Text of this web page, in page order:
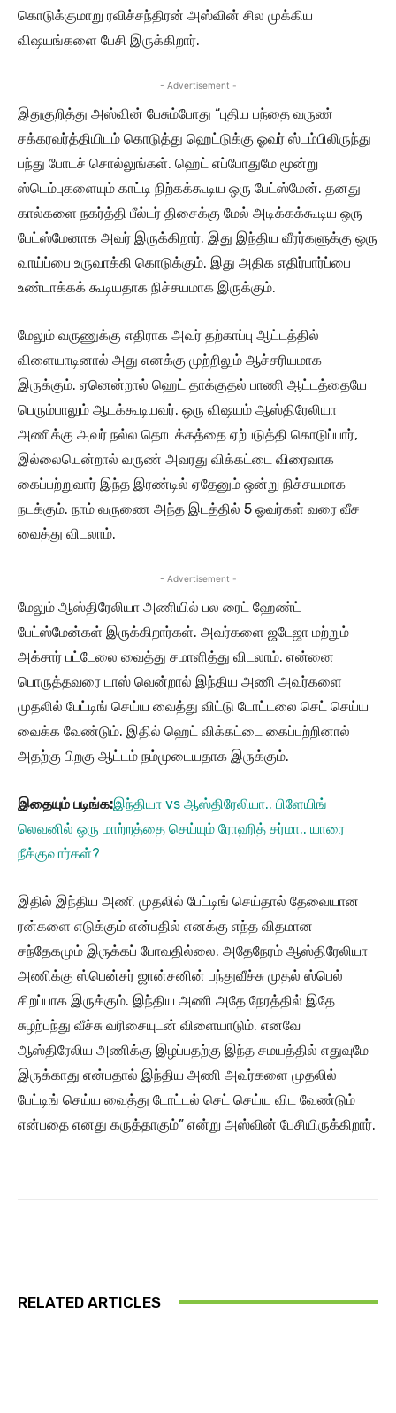
கொடுக்குமாறு ரவிச்சந்திரன் அஸ்வின் சில முக்கிய
விஷயங்களை பேசி இருக்கிறார்.
- Advertisement -
இதுகுறித்து அஸ்வின் பேசும்போது “புதிய பந்தை வருண்
சக்கரவர்த்தியிடம் கொடுத்து ஹெட்டுக்கு ஓவர் ஸ்டம்பிலிருந்து
பந்து போடச் சொல்லுங்கள். ஹெட் எப்போதுமே மூன்று
ஸ்டெம்புகளையும் காட்டி நிற்கக்கூடிய ஒரு பேட்ஸ்மேன். தனது
கால்களை நகர்த்தி பீல்டர் திசைக்கு மேல் அடிக்கக்கூடிய ஒரு
பேட்ஸ்மேனாக அவர் இருக்கிறார். இது இந்திய வீரர்களுக்கு ஒரு
வாய்ப்பை உருவாக்கி கொடுக்கும். இது அதிக எதிர்பார்ப்பை
உண்டாக்கக் கூடியதாக நிச்சயமாக இருக்கும்.
மேலும் வருணுக்கு எதிராக அவர் தற்காப்பு ஆட்டத்தில்
விளையாடினால் அது எனக்கு முற்றிலும் ஆச்சரியமாக
இருக்கும். ஏனென்றால் ஹெட் தாக்குதல் பாணி ஆட்டத்தையே
பெரும்பாலும் ஆடக்கூடியவர். ஒரு விஷயம் ஆஸ்திரேலியா
அணிக்கு அவர் நல்ல தொடக்கத்தை ஏற்படுத்தி கொடுப்பார்,
இல்லையென்றால் வருண் அவரது விக்கட்டை விரைவாக
கைப்பற்றுவார் இந்த இரண்டில் ஏதேனும் ஒன்று நிச்சயமாக
நடக்கும். நாம் வருணை அந்த இடத்தில் 5 ஓவர்கள் வரை வீச
வைத்து விடலாம்.
- Advertisement -
மேலும் ஆஸ்திரேலியா அணியில் பல ரைட் ஹேண்ட்
பேட்ஸ்மேன்கள் இருக்கிறார்கள். அவர்களை ஜடேஜா மற்றும்
அக்சார் பட்டேலை வைத்து சமாளித்து விடலாம். என்னை
பொருத்தவரை டாஸ் வென்றால் இந்திய அணி அவர்களை
முதலில் பேட்டிங் செய்ய வைத்து விட்டு டோட்டலை செட் செய்ய
வைக்க வேண்டும். இதில் ஹெட் விக்கட்டை கைப்பற்றினால்
அதற்கு பிறகு ஆட்டம் நம்முடையதாக இருக்கும்.
இதையும் படிங்க:இந்தியா vs ஆஸ்திரேலியா.. பிளேயிங்
லெவனில் ஒரு மாற்றத்தை செய்யும் ரோஹித் சர்மா.. யாரை
நீக்குவார்கள்?
இதில் இந்திய அணி முதலில் பேட்டிங் செய்தால் தேவையான
ரன்களை எடுக்கும் என்பதில் எனக்கு எந்த விதமான
சந்தேகமும் இருக்கப் போவதில்லை. அதேநேரம் ஆஸ்திரேலியா
அணிக்கு ஸ்பென்சர் ஜான்சனின் பந்துவீச்சு முதல் ஸ்பெல்
சிறப்பாக இருக்கும். இந்திய அணி அதே நேரத்தில் இதே
சுழற்பந்து வீச்சு வரிசையுடன் விளையாடும். எனவே
ஆஸ்திரேலிய அணிக்கு இழப்பதற்கு இந்த சமயத்தில் எதுவுமே
இருக்காது என்பதால் இந்திய அணி அவர்களை முதலில்
பேட்டிங் செய்ய வைத்து டோட்டல் செட் செய்ய விட வேண்டும்
என்பதை எனது கருத்தாகும்” என்று அஸ்வின் பேசியிருக்கிறார்.
RELATED ARTICLES